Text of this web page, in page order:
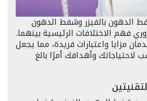
الدهون بالفيزر وشفط الدهون
فهم الاختلافات الرئيسية بينهما.
مزايا واعتبارات فريدة، مما يجعل
لاحتياجاتك وأهدافك أمرًا بالغ